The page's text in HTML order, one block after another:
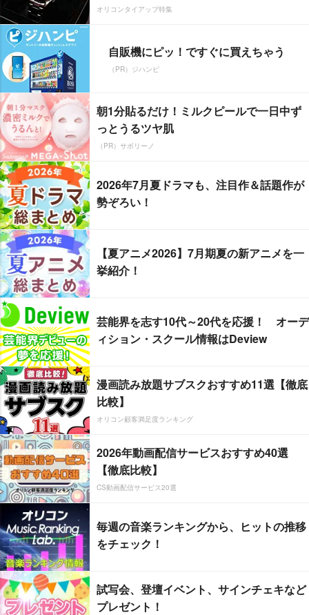
オリコンタイアップ特集
自販機にピッ！ですぐに買えちゃう
（PR）ジハンピ
朝1分貼るだけ！ミルクピールで一日中ず
っとうるツヤ肌
（PR）サボリーノ
2026年7月夏ドラマも、注目作＆話題作が
勢ぞろい！
【夏アニメ2026】7月期夏の新アニメを一
挙紹介！
芸能界を志す10代～20代を応援！ オーデ
ィション・スクール情報はDeview
漫画読み放題サブスクおすすめ11選【徹底
比較】
オリコン顧客満足度ランキング
2026年動画配信サービスおすすめ40選
【徹底比較】
CS動画配信サービス20選
毎週の音楽ランキングから、ヒットの推移
をチェック！
試写会、登壇イベント、サインチェキなど
プレゼント！